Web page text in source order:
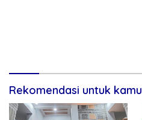
Rekomendasi untuk kamu